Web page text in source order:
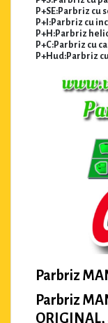
P+SE:Parbriz cu
P+I:Parbriz cu
P+H:Parbriz
P+C:Parbriz cu
P+Hud:Parbriz
Parbriz
Parbriz